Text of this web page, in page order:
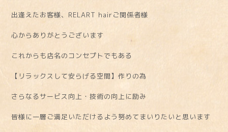
出逢えたお客様、RELART hairご関係者様
心からありがとうございます
これからも店名のコンセプトでもある
【リラックスして安らげる空間】作りの為
さらなるサービス向上・技術の向上に励み
皆様に一層ご満足いただけるよう努めてまいりたいと思います